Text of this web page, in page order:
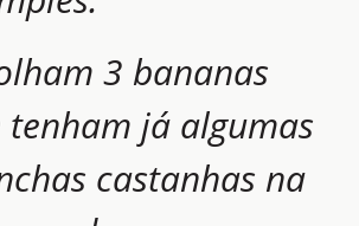
3 bananas
tenham já algumas
castanhas na